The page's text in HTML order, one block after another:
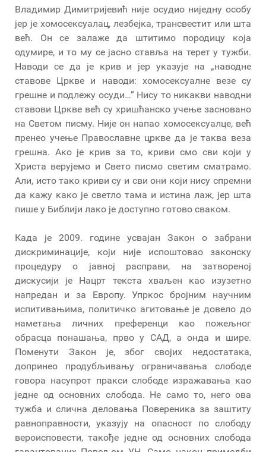
Владимир Димитријевић није осудио ниједну особу
јер је хомосексуалац, лезбејка, трансвестит или шта
већ. Он се залаже да штитимо породицу која
одумире, и то му се јасно ставља на терет у тужби.
Наводи се да је крив и јер указује на „наводне
ставове Цркве и наводи: хомосексуалне везе су
грешне и подлежу осуди…” Нису то никакви наводни
ставови Цркве већ су хришћанско учење засновано
на Светом писму. Није он напао хомосексуалце, већ
пренео учење Православне цркве да је таква веза
грешна. Ако је крив за то, криви смо сви који у
Христа верујемо и Свето писмо светим сматрамо.
Али, исто тако криви су и сви они који нису спремни
да кажу како је светло тама и истина лаж, јер шта
пише у Библији лако је доступно готово сваком.
Када је 2009. године усвајан Закон о забрани
дискриминације, који није испоштовао законску
процедуру о јавној расправи, на затвореној
дискусији је Нацрт текста хваљен као изузетно
напредан и за Европу. Упркос бројним научним
испитивањима, политичко агитовање је довело до
наметања личних преференци као пожељног
обрасца понашања, прво у САД, а онда и шире.
Поменути Закон је, због својих недостатака,
допринео продубљивању ограничавања слободе
говора насупрот пракси слободе изражавања као
једне од основних слобода. Не само то, него ова
тужба и слична деловања Повереника за заштиту
равноправности, указују на опасност по слободу
вероисповести, такође једне од основних слобода